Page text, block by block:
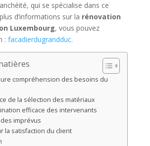
qui se spécialise dans ce
d’informations sur la rénovation
Luxembourg, vous pouvez
: facadierdugrandduc.
compréhension des besoins du
de la sélection des matériaux
efficace des intervenants
imprévus
la satisfaction du client